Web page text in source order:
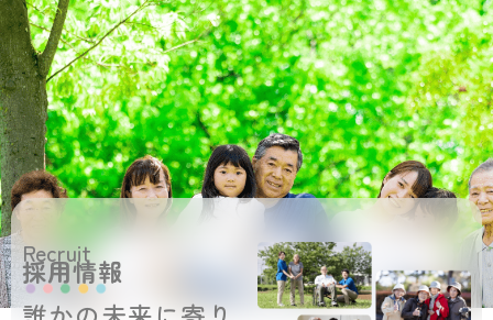
Recruit
採用情報